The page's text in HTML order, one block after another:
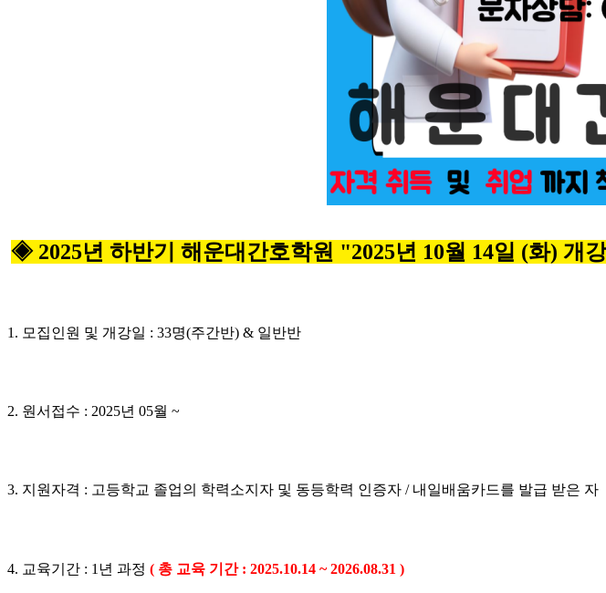
◈ 2025년 하반기 해운대간호학원 "2025년 10월 14일 (화)
1. 모집인원 및 개강일 : 33명(주간반) & 일반반
2. 원서접수 : 2025년 05월 ~
3. 지원자격 : 고등학교 졸업의 학력소지자 및 동등학력 인증자 / 내일배움카드를 발급 받은 자
4. 교육기간 : 1년 과정 ( 총 교육 기간 : 2025.10.14 ~ 2026.08.31 )